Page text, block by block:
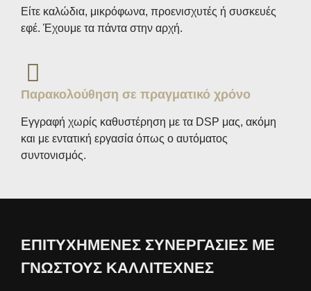
Είτε καλώδια, μικρόφωνα, προενισχυτές ή συσκευές
εφέ. Έχουμε τα πάντα στην αρχή.
Παρακολούθηση σε πραγματικό χρόνο
Εγγραφή χωρίς καθυστέρηση με τα DSP μας, ακόμη
και με εντατική εργασία όπως ο αυτόματος
συντονισμός.
ΕΠΙΤΥΧΗΜΕΝΕΣ ΣΥΝΕΡΓΑΣΙΕΣ ΜΕ
ΓΝΩΣΤΟΥΣ ΚΑΛΛΙΤΕΧΝΕΣ